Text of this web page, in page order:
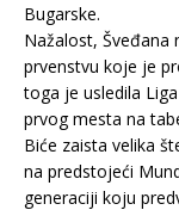
Bugarske.
Nažalost, Šveđana
prvenstvu koje je
toga je usledila
prvog mesta na
Biće zaista velika
na predstojeći
generaciji koju